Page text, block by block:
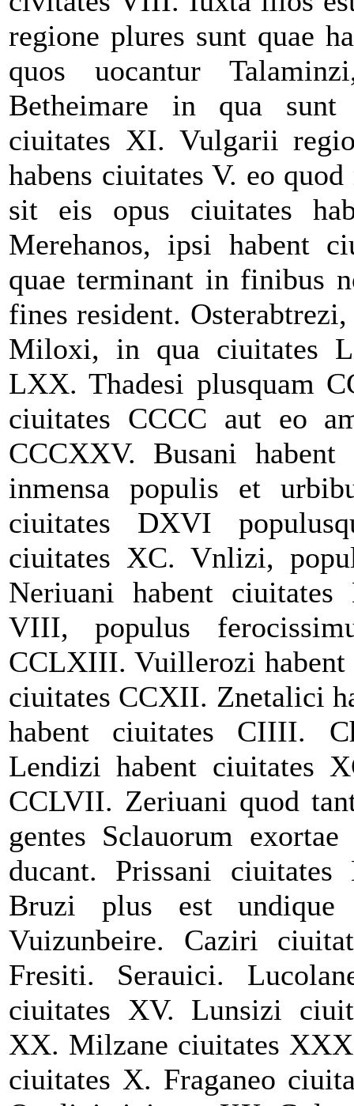
regione plures sunt quae
quos uocantur
Betheimare in qua
ciuitates XI. Vulgarii
habens ciuitates V. eo
sit eis opus ciuitates
Merehanos, ipsi habent
quae terminant in finibus
fines resident.
Miloxi, in qua ciuitates
LXX. Thadesi plusquam
ciuitates CCCC aut eo
CCCXXV. Busani
inmensa populis et
ciuitates DXVI
ciuitates XC. Vnlizi,
Neriuani habent
VIII, populus
CCLXIII. Vuillerozi
ciuitates CCXII. Znetalici
habent ciuitates CIIII.
Lendizi habent ciuitates
CCLVII. Zeriuani quod
gentes Sclauorum
ducant. Prissani
Bruzi plus est
Vuizunbeire. Caziri
Fresiti. Serauici.
ciuitates XV. Lunsizi
XX. Milzane ciuitates
ciuitates X. Fraganeo